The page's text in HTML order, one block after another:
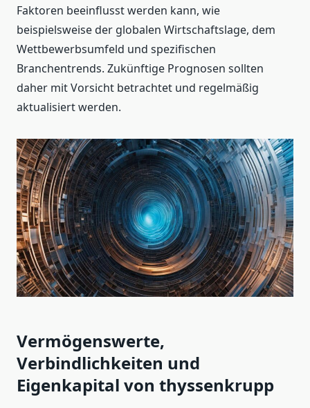
Faktoren beeinflusst werden kann, wie
beispielsweise der globalen Wirtschaftslage, dem
Wettbewerbsumfeld und spezifischen
Branchentrends. Zukünftige Prognosen sollten
daher mit Vorsicht betrachtet und regelmäßig
aktualisiert werden.
Vermögenswerte,
Verbindlichkeiten und
Eigenkapital von thyssenkrupp